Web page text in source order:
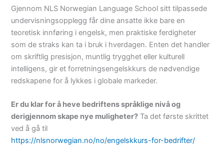
Gjennom NLS Norwegian Language School sitt tilpassede
undervisningsopplegg får dine ansatte ikke bare en
teoretisk innføring i engelsk, men praktiske ferdigheter
som de straks kan ta i bruk i hverdagen. Enten det handler
om skriftlig presisjon, muntlig trygghet eller kulturell
intelligens, gir et forretningsengelskkurs de nødvendige
redskapene for å lykkes i globale markeder.
Er du klar for å heve bedriftens språklige nivå og
derigjennom skape nye muligheter? Ta det første skrittet
ved å gå til
https://nlsnorwegian.no/no/engelskkurs-for-bedrifter/